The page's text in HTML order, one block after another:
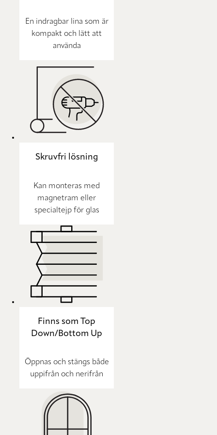
En indragbar lina som är
kompakt och lätt att
använda
Skruvfri lösning
Kan monteras med
magnetram eller
specialtejp för glas
Finns som Top
Down/Bottom Up
Öppnas och stängs både
uppifrån och nerifrån